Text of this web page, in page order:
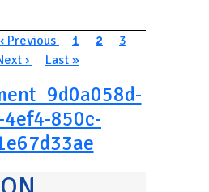
Page précédente
‹ Previous Page
1 Page courante
2 Page
3
›
Dernière page
Last »
850c-